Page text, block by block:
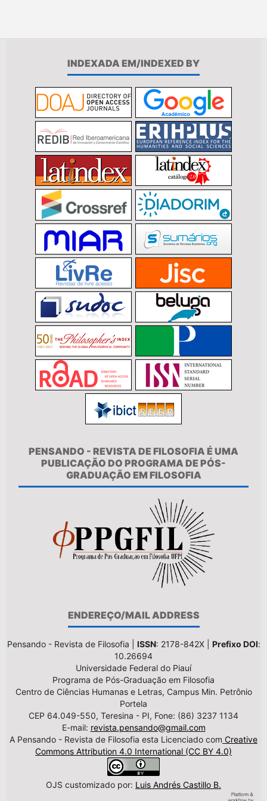
INDEXADA EM/INDEXED BY
PENSANDO - REVISTA DE FILOSOFIA É UMA
PUBLICAÇÃO DO PROGRAMA DE PÓS-
GRADUAÇÃO EM FILOSOFIA
ENDEREÇO/MAIL ADDRESS
Pensando - Revista de Filosofia | ISSN: 2178-842X | Prefixo DOI:
10.26694
Universidade Federal do Piauí
Programa de Pós-Graduação em Filosofia
Centro de Ciências Humanas e Letras, Campus Min. Petrônio
Portela
CEP 64.049-550, Teresina - PI, Fone: (86) 3237 1134
E-mail: revista.pensando@gmail.com
A Pensando - Revista de Filosofia esta Licenciado com Creative
Commons Attribution 4.0 International (CC BY 4.0)
OJS customizado por: Luis Andrés Castillo B.